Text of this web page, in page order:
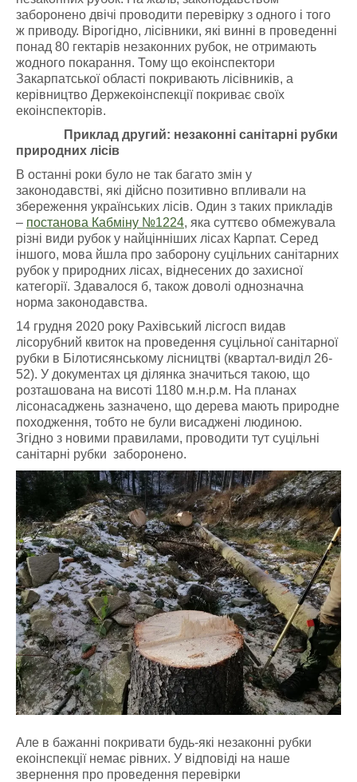
заборонено двічі проводити перевірку з одного і того
ж приводу. Вірогідно, лісівники, які винні в проведенні
понад 80 гектарів незаконних рубок, не отримають
жодного покарання. Тому що екоінспектори
Закарпатської області покривають лісівників, а
керівництво Держекоінспекції покриває своїх
екоінспекторів.
Приклад другий: незаконні санітарні рубки
природних лісів
В останні роки було не так багато змін у
законодавстві, які дійсно позитивно впливали на
збереження українських лісів. Один з таких прикладів
– постанова Кабміну №1224, яка суттєво обмежувала
різні види рубок у найцінніших лісах Карпат. Серед
іншого, мова йшла про заборону суцільних санітарних
рубок у природних лісах, віднесених до захисної
категорії. Здавалося б, також доволі однозначна
норма законодавства.
14 грудня 2020 року Рахівський лісгосп видав
лісорубний квиток на проведення суцільної санітарної
рубки в Білотисянському лісництві (квартал-виділ 26-
52). У документах ця ділянка значиться такою, що
розташована на висоті 1180 м.н.р.м. На планах
лісонасаджень зазначено, що дерева мають природне
походження, тобто не були висаджені людиною.
Згідно з новими правилами, проводити тут суцільні
санітарні рубки заборонено.
Але в бажанні покривати будь-які незаконні рубки
екоінспекції немає рівних. У відповіді на наше
звернення про проведення перевірки